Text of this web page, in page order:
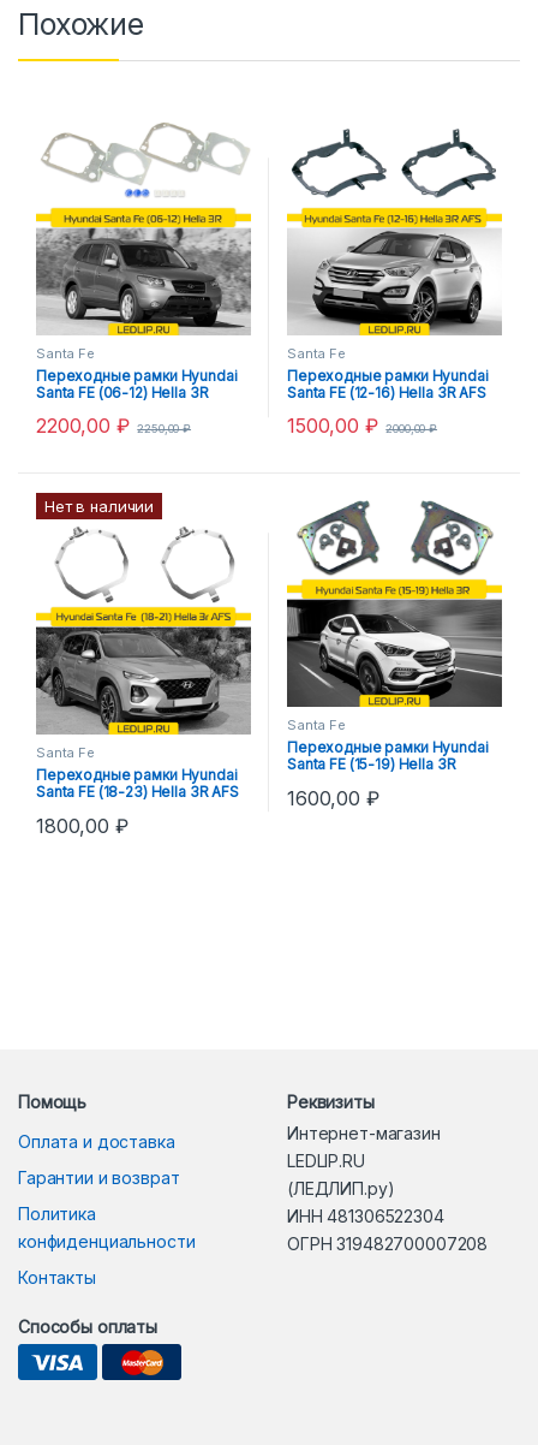
Похожие
Santa Fe
Переходные рамки Hyundai
Santa FE (06-12) Hella 3R
2200,00 ₽ 2250,00₽
Santa Fe
Переходные рамки Hyundai
Santa FE (12-16) Hella 3R AFS
1500,00 ₽ 2000,00₽
Нет в наличии
Santa Fe
Переходные рамки Hyundai
Santa FE (18-23) Hella 3R AFS
1800,00 ₽
Santa Fe
Переходные рамки Hyundai
Santa FE (15-19) Hella 3R
1600,00 ₽
Помощь
Оплата и доставка
Гарантии и возврат
Политика
конфиденциальности
Контакты
Реквизиты
Интернет-магазин
LEDLIP.RU
(ЛЕДЛИП.ру)
ИНН 481306522304
ОГРН 319482700007208
Способы оплаты